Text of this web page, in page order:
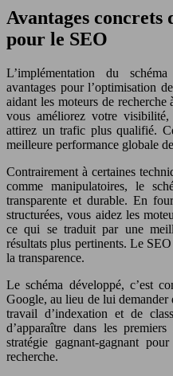
Avantages concrets
pour le SEO
L’implémentation du
avantages pour l’optimisation
aidant les moteurs de
vous améliorez votre
attirez un trafic plus qualifié.
meilleure performance globale
Contrairement à certaines
comme manipulatoires, le
transparente et durable. En
structurées, vous aidez les
ce qui se traduit par une
résultats plus pertinents. Le
la transparence.
Le schéma développé, c’est
Google, au lieu de lui
travail d’indexation et de
d’apparaître dans les
stratégie gagnant-gagnant
recherche.